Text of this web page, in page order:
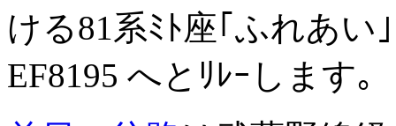
ける81系ﾐﾄ座｢ふれあい
EF8195 へとﾘﾚｰします｡